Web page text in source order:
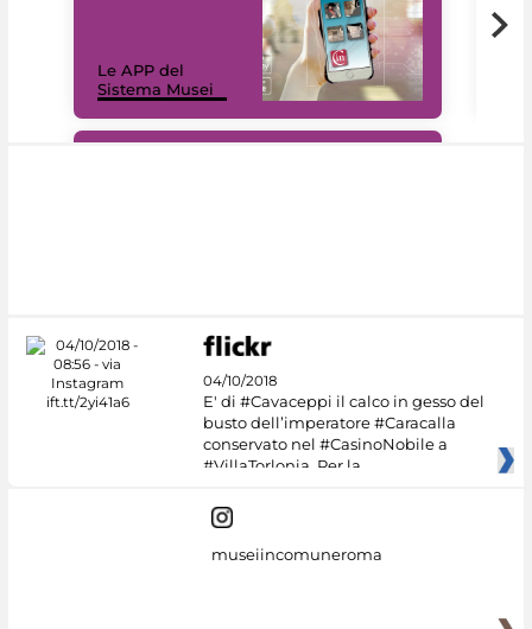
Le APP del
Sistema Musei
04/10/2018
E' di #Cavaceppi il calco in gesso del
busto dell’imperatore #Caracalla
conservato nel #CasinoNobile a
#VillaTorlonia. Per la
museiincomuneroma